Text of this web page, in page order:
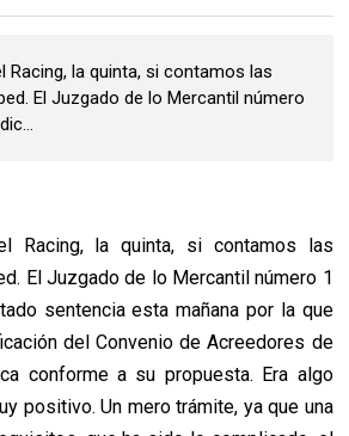
Racing, la quinta, si contamos las
El Juzgado de lo Mercantil número
Racing, la quinta, si contamos las
El Juzgado de lo Mercantil número 1
sentencia esta mañana por la que
del Convenio de Acreedores de
conforme a su propuesta. Era algo
positivo. Un mero trámite, ya que una